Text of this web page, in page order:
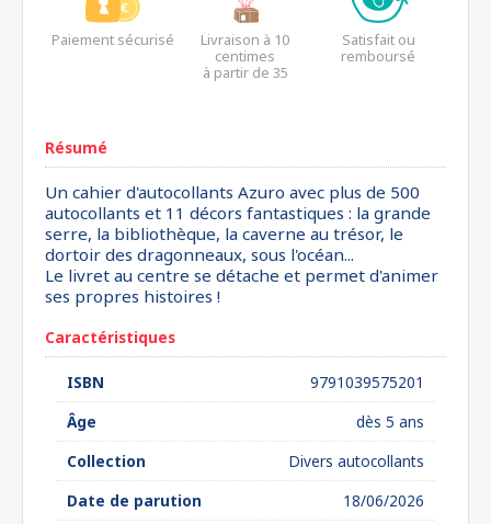
Paiement sécurisé
Livraison à 10
centimes
à partir de 35
Satisfait ou
remboursé
Résumé
Un cahier d'autocollants Azuro avec plus de 500
autocollants et 11 décors fantastiques : la grande
serre, la bibliothèque, la caverne au trésor, le
dortoir des dragonneaux, sous l'océan...
Le livret au centre se détache et permet d'animer
ses propres histoires !
Caractéristiques
ISBN
9791039575201
Âge
dès 5 ans
Collection
Divers autocollants
Date de parution
18/06/2026